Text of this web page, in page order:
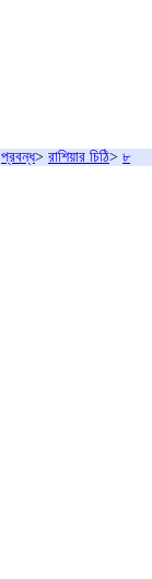
প্রবন্ধ> রাশিয়ার চিঠি> ৮